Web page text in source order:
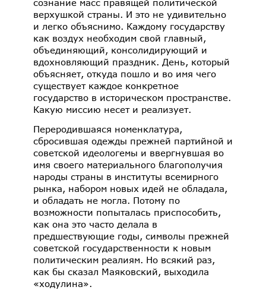
сознание масс правящей политической
верхушкой страны. И это не удивительно
и легко объяснимо. Каждому государству
как воздух необходим свой главный,
объединяющий, консолидирующий и
вдохновляющий праздник. День, который
объясняет, откуда пошло и во имя чего
существует каждое конкретное
государство в историческом пространстве.
Какую миссию несет и реализует.
Переродившаяся номенклатура,
сбросившая одежды прежней партийной и
советской идеологемы и ввергнувшая во
имя своего материального благополучия
народы страны в институты всемирного
рынка, набором новых идей не обладала,
и обладать не могла. Потому по
возможности попыталась приспособить,
как она это часто делала в
предшествующие годы, символы прежней
советской государственности к новым
политическим реалиям. Но всякий раз,
как бы сказал Маяковский, выходила
«ходулина».